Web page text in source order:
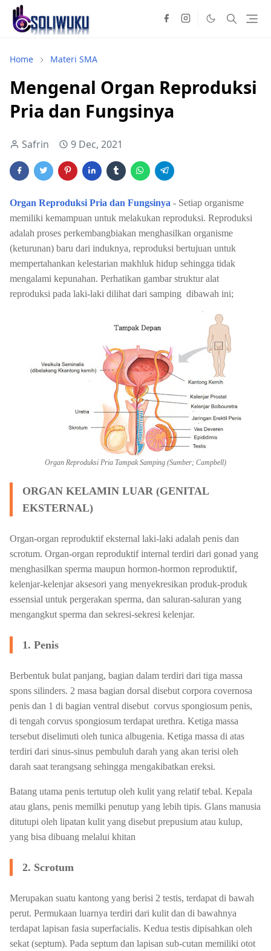
Home Materi SMA
Mengenal Organ Reproduksi
Pria dan Fungsinya
Safrin 9 Dec, 2021
Organ Reproduksi Pria dan Fungsinya - Setiap organisme
memiliki kemampuan untuk melakukan reproduksi. Reproduksi
adalah proses perkembangbiakan menghasilkan organisme
(keturunan) baru dari induknya, reproduksi bertujuan untuk
mempertahankan kelestarian makhluk hidup sehingga tidak
mengalami kepunahan. Perhatikan gambar struktur alat
reproduksi pada laki-laki dilihat dari samping dibawah ini;
Organ Reproduksi Pria Tampak Samping (Sumber; Campbell)
ORGAN KELAMIN LUAR (GENITAL
EKSTERNAL)
Organ-organ reproduktif eksternal laki-laki adalah penis dan
scrotum. Organ-organ reproduktif internal terdiri dari gonad yang
menghasilkan sperma maupun hormon-hormon reproduktif,
kelenjar-kelenjar aksesori yang menyekresikan produk-produk
essensial untuk pergerakan sperma, dan saluran-saluran yang
mengangkut sperma dan sekresi-sekresi kelenjar.
1. Penis
Berbentuk bulat panjang, bagian dalam terdiri dari tiga massa
spons silinders. 2 masa bagian dorsal disebut corpora covernosa
penis dan 1 di bagian ventral disebut corvus spongiosum penis,
di tengah corvus spongiosum terdapat urethra. Ketiga massa
tersebut diselimuti oleh tunica albugenia. Ketiga massa di atas
terdiri dari sinus-sinus pembuluh darah yang akan terisi oleh
darah saat terangsang sehingga mengakibatkan ereksi.
Batang utama penis tertutup oleh kulit yang relatif tebal. Kepala
atau glans, penis memilki penutup yang lebih tipis. Glans manusia
ditutupi oleh lipatan kulit yang disebut prepusium atau kulup,
yang bisa dibuang melalui khitan
2. Scrotum
Merupakan suatu kantong yang berisi 2 testis, terdapat di bawah
perut. Permukaan luarnya terdiri dari kulit dan di bawahnya
terdapat lapisan fasia superfacialis. Kedua testis dipisahkan oleh
sekat (septum). Pada septum dan lapisan sub-cutan memiliki otot